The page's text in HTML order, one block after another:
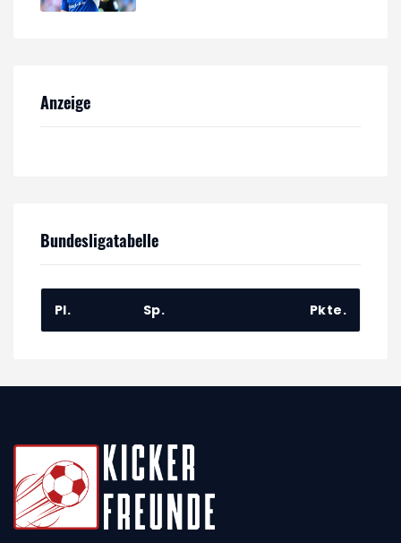
Anzeige
Bundesligatabelle
Pl. Sp. Pkte.